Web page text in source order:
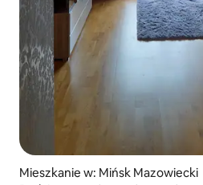
Mieszkanie w: Mińsk Mazowiecki